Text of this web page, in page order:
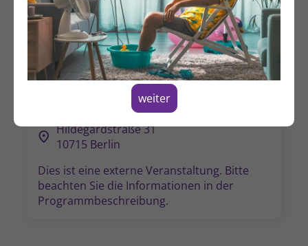
weiter
Für Betroffene
Dienstag, 08.09.2026
18:00 - 20:00 Uhr
Alternative Termine
Hildegardstraße 31
10715 Berlin
Dies ist eine externe Veranstal­tung. Bitte
beachten Sie die Informa­tionen in der
Programm­beschreibung.